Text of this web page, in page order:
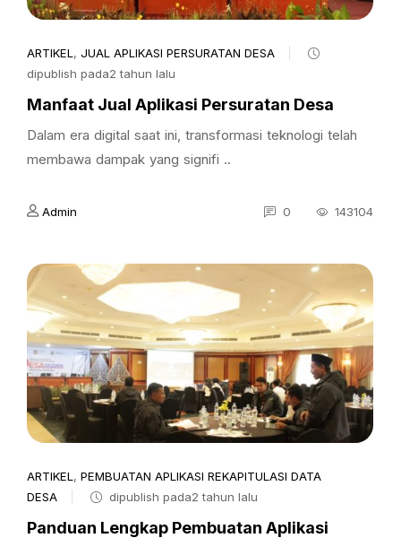
ARTIKEL , JUAL APLIKASI PERSURATAN DESA
dipublish pada2 tahun lalu
Manfaat Jual Aplikasi Persuratan Desa
Dalam era digital saat ini, transformasi teknologi telah
membawa dampak yang signifi ..
Admin 0 143104
ARTIKEL , PEMBUATAN APLIKASI REKAPITULASI DATA
DESA
dipublish pada2 tahun lalu
Panduan Lengkap Pembuatan Aplikasi